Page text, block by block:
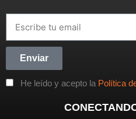
He leído y acepto la Política
Enviar